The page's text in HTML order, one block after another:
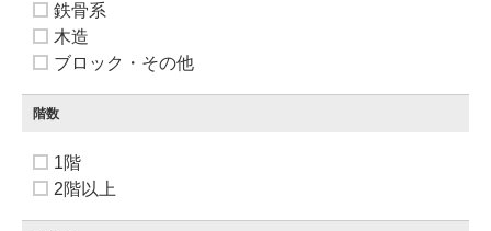
鉄骨系
木造
ブロック・その他
階数
1階
2階以上